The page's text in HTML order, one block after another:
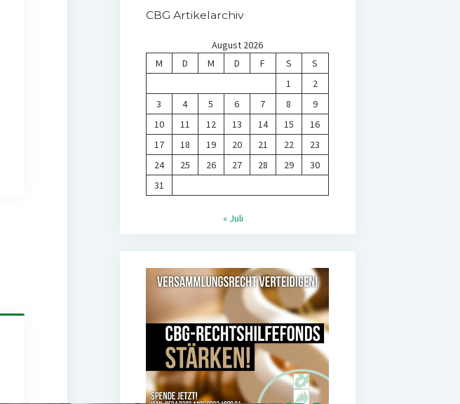
CBG Artikelarchiv
August 2026
M
D M D F S
S
1
2
3
4 5 6 7 8
9
10
11 12 13 14 15
16
17
18 19 20 21 22
23
24
25 26 27 28 29
30
31
« Juli